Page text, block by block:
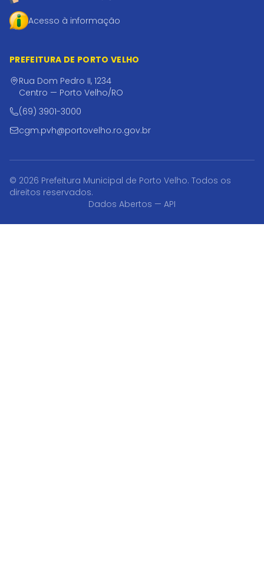
Acesso à informação
PREFEITURA DE PORTO VELHO
Rua Dom Pedro II, 1234
Centro — Porto Velho/RO
(69) 3901-3000
cgm.pvh@portovelho.ro.gov.br
© 2026 Prefeitura Municipal de Porto Velho. Todos os
direitos reservados.
Dados Abertos — API